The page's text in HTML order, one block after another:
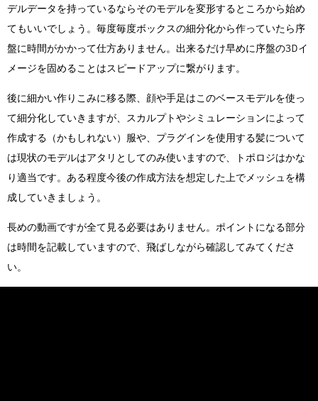
デルデータを持っているならそのモデルを変形するところから始め
てもいいでしょう。毎度毎度ボックスの細分化から作っていたら序
盤に時間がかかって仕方ありません。出来るだけ早めに序盤の3Dイ
メージを固めることはスピードアップに繋がります。
後に細かい作りこみに移る際、顔や手足はこのベースモデルを使っ
て細分化していきますが、スカルプトやシミュレーションによって
作成する（かもしれない）服や、プラグインを使用する髪について
は現状のモデルはアタリとしてのみ使いますので、トポロジはかな
り適当です。ある程度今後の作成方法を想定した上でメッシュを構
成していきましょう。
長めの動画ですが全て見る必要はありません。ポイントになる部分
は時間を記載していますので、飛ばしながら確認してみてくださ
い。